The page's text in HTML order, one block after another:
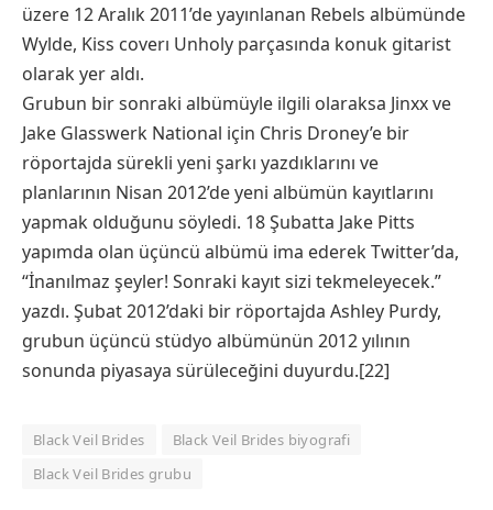
üzere 12 Aralık 2011’de yayınlanan Rebels albümünde
Wylde, Kiss coverı Unholy parçasında konuk gitarist
olarak yer aldı.
Grubun bir sonraki albümüyle ilgili olaraksa Jinxx ve
Jake Glasswerk National için Chris Droney’e bir
röportajda sürekli yeni şarkı yazdıklarını ve
planlarının Nisan 2012’de yeni albümün kayıtlarını
yapmak olduğunu söyledi. 18 Şubatta Jake Pitts
yapımda olan üçüncü albümü ima ederek Twitter’da,
“İnanılmaz şeyler! Sonraki kayıt sizi tekmeleyecek.”
yazdı. Şubat 2012’daki bir röportajda Ashley Purdy,
grubun üçüncü stüdyo albümünün 2012 yılının
sonunda piyasaya sürüleceğini duyurdu.[22]
Black Veil Brides
Black Veil Brides biyografi
Black Veil Brides grubu